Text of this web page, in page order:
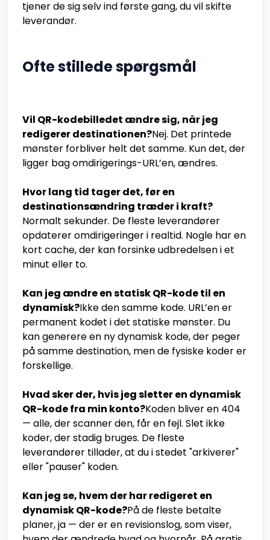
tjener de sig selv ind første gang, du vil skifte
leverandør.
Ofte stillede spørgsmål
Vil QR-kodebilledet ændre sig, når jeg
redigerer destinationen?Nej. Det printede
mønster forbliver helt det samme. Kun det, der
ligger bag omdirigerings-URL’en, ændres.
Hvor lang tid tager det, før en
destinationsændring træder i kraft?
Normalt sekunder. De fleste leverandører
opdaterer omdirigeringer i realtid. Nogle har en
kort cache, der kan forsinke udbredelsen i et
minut eller to.
Kan jeg ændre en statisk QR-kode til en
dynamisk?Ikke den samme kode. URL’en er
permanent kodet i det statiske mønster. Du
kan generere en ny dynamisk kode, der peger
på samme destination, men de fysiske koder er
forskellige.
Hvad sker der, hvis jeg sletter en dynamisk
QR-kode fra min konto?Koden bliver en 404
— alle, der scanner den, får en fejl. Slet ikke
koder, der stadig bruges. De fleste
leverandører tillader, at du i stedet "arkiverer"
eller "pauser" koden.
Kan jeg se, hvem der har redigeret en
dynamisk QR-kode?På de fleste betalte
planer, ja — der er en revisionslog, som viser,